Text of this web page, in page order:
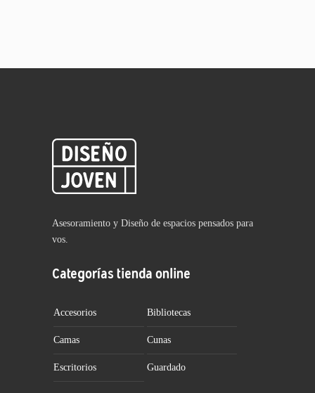
Asesoramiento y Diseño de espacios pensados para
vos.
Categorías tienda online
Accesorios Bibliotecas
Camas Cunas
Escritorios Guardado